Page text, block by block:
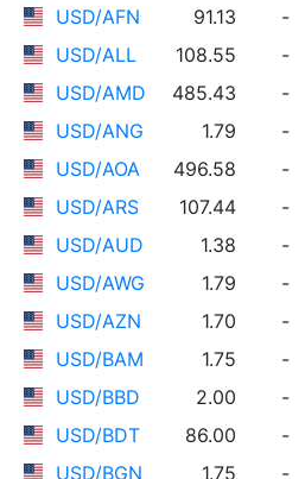
USD/AFN
91.13 -
USD/ALL
108.55 -
USD/AMD
485.43 -
USD/ANG
1.79 -
USD/AOA
496.58 -
USD/ARS
107.44 -
USD/AUD
1.38 -
USD/AWG
1.79 -
USD/AZN
1.70 -
USD/BAM
1.75 -
USD/BBD
2.00 -
USD/BDT
86.00 -
USD/BGN
1.75 -